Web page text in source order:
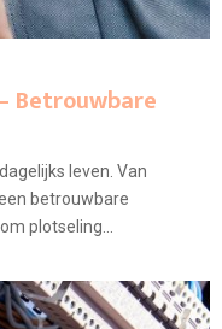
Betrouwbare
leven. Van
betrouwbare
plotseling...